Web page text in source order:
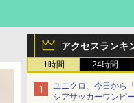
アクセスランキ
1時間 24時間
ユニクロ、今日から
シアサッカーワンピ